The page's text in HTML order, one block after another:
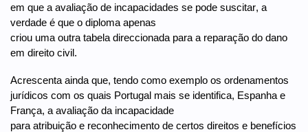
em que a avaliação de incapacidades se pode suscitar, a
verdade é que o diploma apenas
criou uma outra tabela direccionada para a reparação do dano
em direito civil.
Acrescenta ainda que, tendo como exemplo os ordenamentos
jurídicos com os quais Portugal mais se identifica, Espanha e
França, a avaliação da incapacidade
para atribuição e reconhecimento de certos direitos e benefícios